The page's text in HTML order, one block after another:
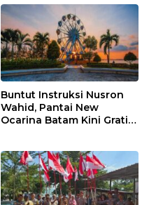
Buntut Instruksi Nusron
Wahid, Pantai New
Ocarina Batam Kini Gratis!